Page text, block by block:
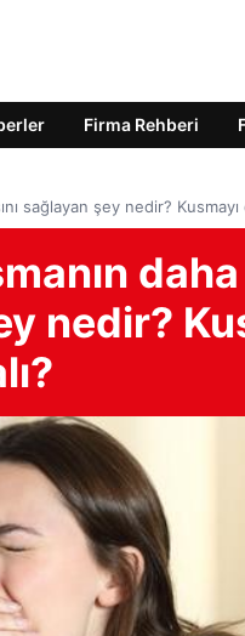
Firma Rehberi
sağlayan şey nedir?
daha
nedir?